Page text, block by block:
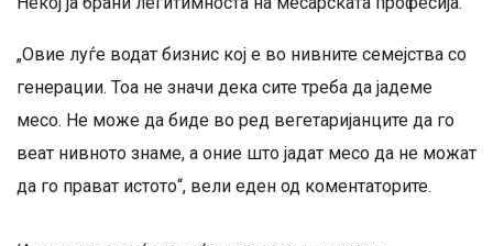
„Овие луѓе водат бизнис кој е во нивните семејства со
генерации. Тоа не значи дека сите треба да јадеме
месо. Не може да биде во ред вегетаријанците да го
веат нивното знаме, а оние што јадат месо да не можат
да го прават истото“, вели еден од коментаторите.